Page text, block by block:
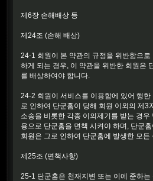
제6장 손해배상 등
제24조 (손해 배상)
24-1 회원이 본 약관의 규정을 위반함으
하게 되는 경우, 이 약관을 위반한 회원은
를 배상하여야 합니다.
24-2 회원이 서비스를 이용함에 있어 행한
로 인하여 단군홈이 당해 회원 이외의 제3
소송을 비롯한 각종 이의제기를 받는 경우
용으로 단군홈을 면책 시켜야 하며, 단군
회원은 그로 인하여 단군홈에 발생한 모
제25조 (면책사항)
25-1 단군홈은 천재지변 또는 이에 준하